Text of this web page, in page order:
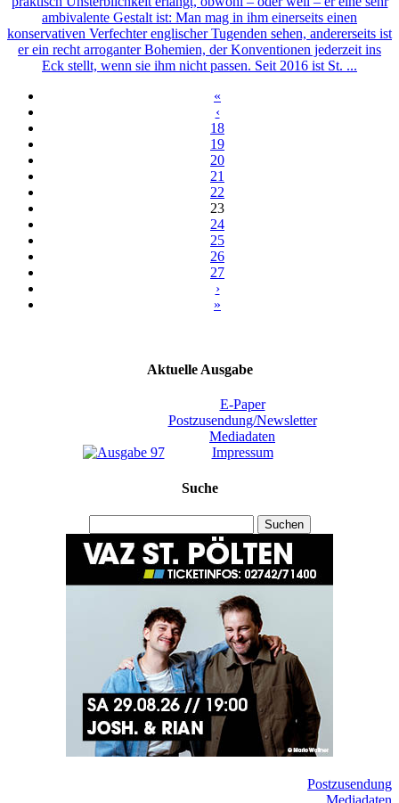
ambivalente Gestalt ist: Man mag in ihm einerseits einen
konservativen Verfechter englischer Tugenden sehen, andererseits ist
er ein recht arroganter Bohemien, der Konventionen jederzeit ins
Eck stellt, wenn sie ihm nicht passen. Seit 2016 ist St. ...
«
‹
18
19
20
21
22
23
24
25
26
27
›
»
Aktuelle Ausgabe
E-Paper
Postzusendung/Newsletter
Mediadaten
Impressum
Suche
Suchen
Postzusendung
Mediadaten